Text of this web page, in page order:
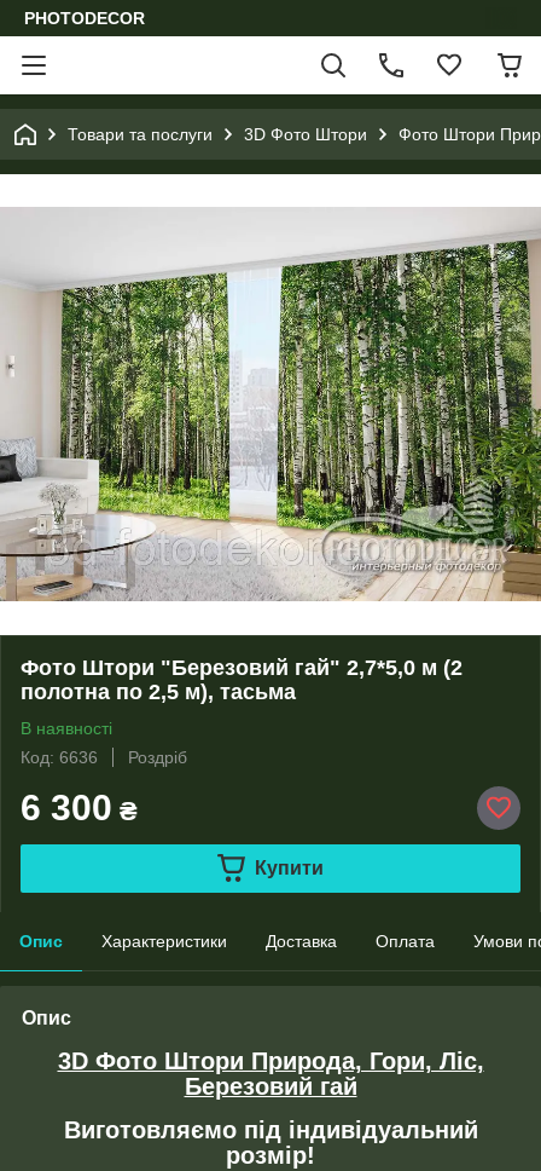
PHOTODECOR
Товари та послуги 3D Фото Штори Фото Штори
Фото Штори "Березовий гай" 2,7*5,0 м (2
полотна по 2,5 м), тасьма
В наявності
Код: 6636
Роздріб
6 300 ₴
Купити
Опис Характеристики Доставка Оплата Умови
Опис
3D Фото Штори Природа, Гори, Ліс,
Березовий гай
Виготовляємо під індивідуальний
розмір!